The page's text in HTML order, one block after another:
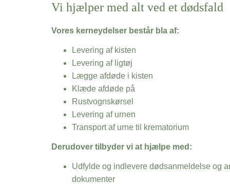
Vi hjælper med alt ved et dødsfald
Vores kerneydelser består bla af:
Levering af kisten
Levering af ligtøj
Lægge afdøde i kisten
Klæde afdøde på
Rustvognskørsel
Levering af urnen
Transport af urne til krematorium
Derudover tilbyder vi at hjælpe med:
Udfylde og indlevere dødsanmeldelse og
dokumenter